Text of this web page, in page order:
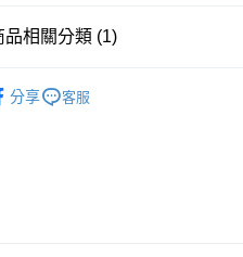
交易是否成功請以「AFTEE先享後付
筆NT$80，滿NT$500(含以上)免運
筆NT$80，滿NT$500(含以上)免運
品相關分類 (1)
分享
客服